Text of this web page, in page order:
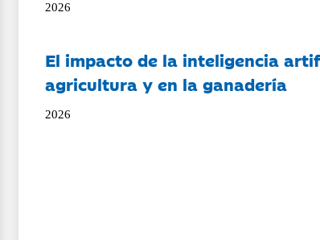
2026
El impacto de la inteligencia
agricultura y en la ganadería
2026